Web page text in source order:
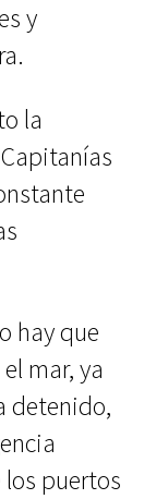
y
la
hay que
mar, ya
detenido,
puertos